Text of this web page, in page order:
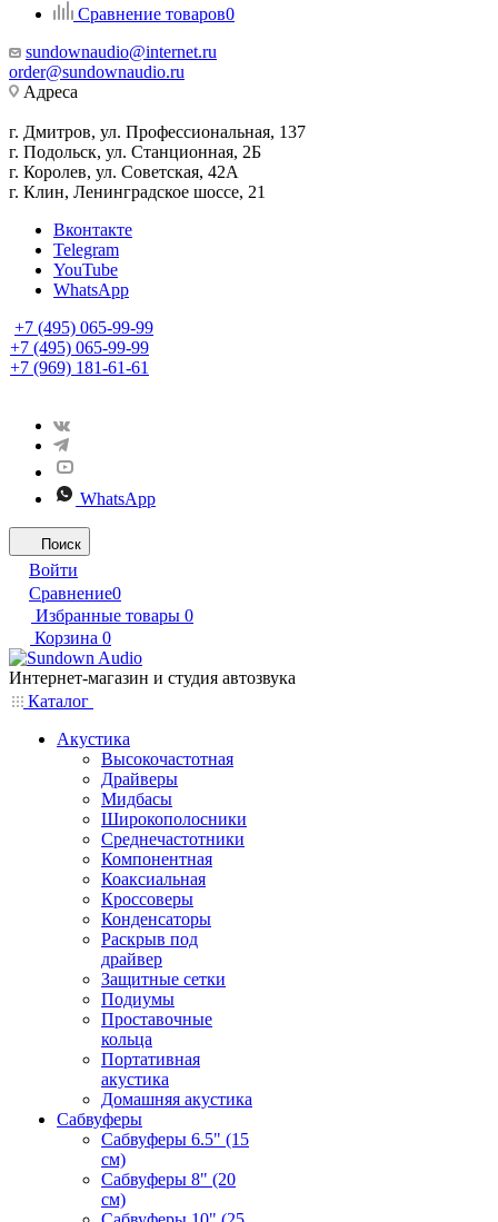
Сравнение товаров0
sundownaudio@internet.ru
order@sundownaudio.ru
Адреса
г. Дмитров, ул. Профессиональная, 137
г. Подольск, ул. Станционная, 2Б
г. Королев, ул. Советская, 42А
г. Клин, Ленинградское шоссе, 21
Вконтакте
Telegram
YouTube
WhatsApp
+7 (495) 065-99-99
+7 (495) 065-99-99
+7 (969) 181-61-61
WhatsApp
Поиск
Войти
Сравнение0
Избранные товары 0
Корзина 0
Интернет-магазин и студия автозвука
Каталог
Акустика
Высокочастотная
Драйверы
Мидбасы
Широкополосники
Среднечастотники
Компонентная
Коаксиальная
Кроссоверы
Конденсаторы
Раскрыв под
драйвер
Защитные сетки
Подиумы
Проставочные
кольца
Портативная
акустика
Домашняя акустика
Сабвуферы
Сабвуферы 6.5" (15
см)
Сабвуферы 8" (20
см)